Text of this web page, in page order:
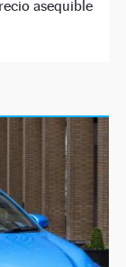
asequible